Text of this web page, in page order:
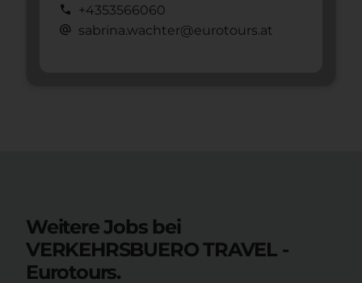
call +4353566060
alternate_email sabrina.wachter@eurotours.at
Weitere Jobs bei
VERKEHRSBUERO TRAVEL -
Eurotours.